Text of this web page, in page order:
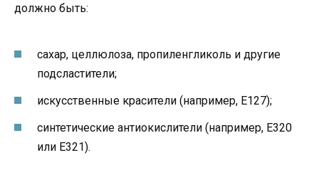
должно быть:
сахар, целлюлоза, пропиленгликоль и другие
подсластители;
искусственные красители (например, E127);
синтетические антиокислители (например, E320
или E321).